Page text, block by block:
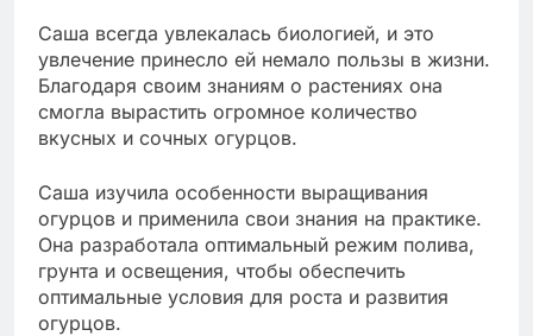
Саша всегда увлекалась биологией, и это
увлечение принесло ей немало пользы в жизни.
Благодаря своим знаниям о растениях она
смогла вырастить огромное количество
вкусных и сочных огурцов.
Саша изучила особенности выращивания
огурцов и применила свои знания на практике.
Она разработала оптимальный режим полива,
грунта и освещения, чтобы обеспечить
оптимальные условия для роста и развития
огурцов.